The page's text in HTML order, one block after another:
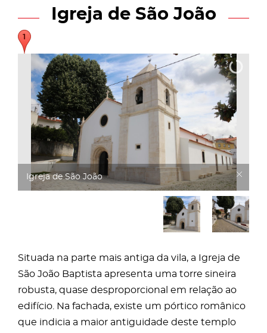
Igreja de São João
Igreja de São João
Situada na parte mais antiga da vila, a Igreja de
São João Baptista apresenta uma torre sineira
robusta, quase desproporcional em relação ao
edifício. Na fachada, existe um pórtico românico
que indicia a maior antiguidade deste templo